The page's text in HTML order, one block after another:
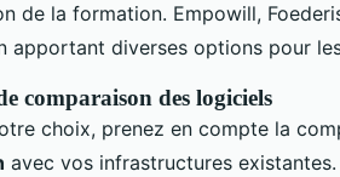
de la formation. Empowill,
apportant diverses options pour
comparaison des logiciels
choix, prenez en compte la
avec vos infrastructures